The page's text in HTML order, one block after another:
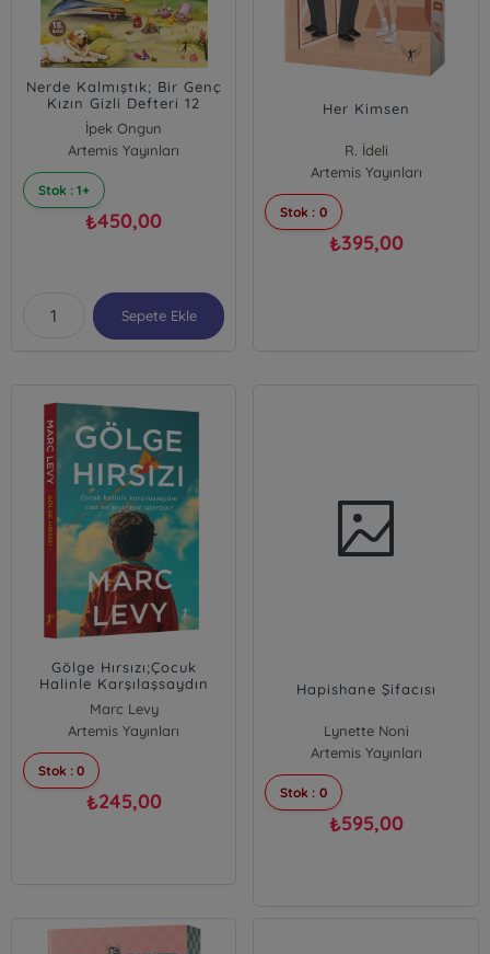
Nerde Kalmıştık; Bir Genç
Kızın Gizli Defteri 12
İpek Ongun
Artemis Yayınları
Stok : 1+
₺450,00
Sepete Ekle
Her Kimsen
R. İdeli
Artemis Yayınları
Stok : 0
₺395,00
Gölge Hırsızı;Çocuk
Halinle Karşılaşsaydın
İsterdin?
Marc Levy
Artemis Yayınları
Stok : 0
₺245,00
Hapishane Şifacısı
Lynette Noni
Artemis Yayınları
Stok : 0
₺595,00